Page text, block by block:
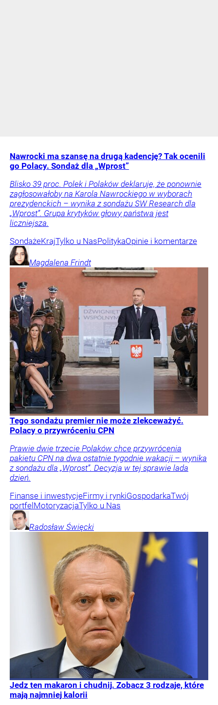
Nawrocki ma szansę na drugą kadencję? Tak ocenili
go Polacy. Sondaż dla „Wprost”
Blisko 39 proc. Polek i Polaków deklaruje, że ponownie
zagłosowałoby na Karola Nawrockiego w wyborach
prezydenckich – wynika z sondażu SW Research dla
„Wprost”. Grupa krytyków głowy państwa jest
liczniejsza.
SondażeKrajTylko u NasPolitykaOpinie i komentarze
Magdalena Frindt
Tego sondażu premier nie może zlekceważyć.
Polacy o przywróceniu CPN
Prawie dwie trzecie Polaków chce przywrócenia
pakietu CPN na dwa ostatnie tygodnie wakacji – wynika
z sondażu dla „Wprost”. Decyzja w tej sprawie lada
dzień.
Finanse i inwestycjeFirmy i rynkiGospodarkaTwój
portfel MotoryzacjaTylko u Nas
Radosław Święcki
Jedz ten makaron i chudnij. Zobacz 3 rodzaje, które
mają najmniej kalorii